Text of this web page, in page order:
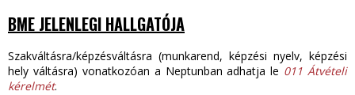
BME JELENLEGI HALLGATÓJA
Szakváltásra/képzésváltásra (munkarend, képzési nyelv, képzési
hely váltásra) vonatkozóan a Neptunban adhatja le 011 Átvételi
kérelmét.